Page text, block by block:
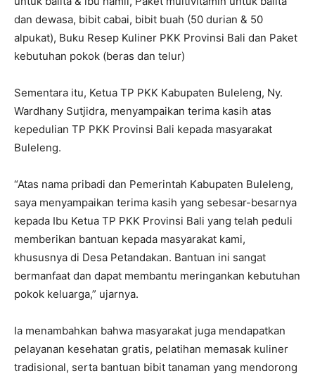
dan dewasa, bibit cabai, bibit buah (50 durian & 50
alpukat), Buku Resep Kuliner PKK Provinsi Bali dan Paket
kebutuhan pokok (beras dan telur)
Sementara itu, Ketua TP PKK Kabupaten Buleleng, Ny.
Wardhany Sutjidra, menyampaikan terima kasih atas
kepedulian TP PKK Provinsi Bali kepada masyarakat
Buleleng.
“Atas nama pribadi dan Pemerintah Kabupaten Buleleng,
saya menyampaikan terima kasih yang sebesar-besarnya
kepada Ibu Ketua TP PKK Provinsi Bali yang telah peduli
memberikan bantuan kepada masyarakat kami,
khususnya di Desa Petandakan. Bantuan ini sangat
bermanfaat dan dapat membantu meringankan kebutuhan
pokok keluarga,” ujarnya.
Ia menambahkan bahwa masyarakat juga mendapatkan
pelayanan kesehatan gratis, pelatihan memasak kuliner
tradisional, serta bantuan bibit tanaman yang mendorong